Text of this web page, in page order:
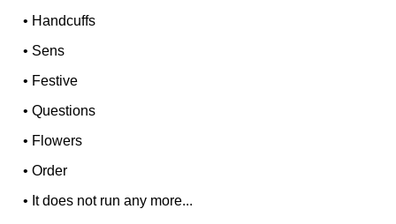
• Handcuffs
• Sens
• Festive
•Questions
• Flowers
•Order
• It does not run any more...